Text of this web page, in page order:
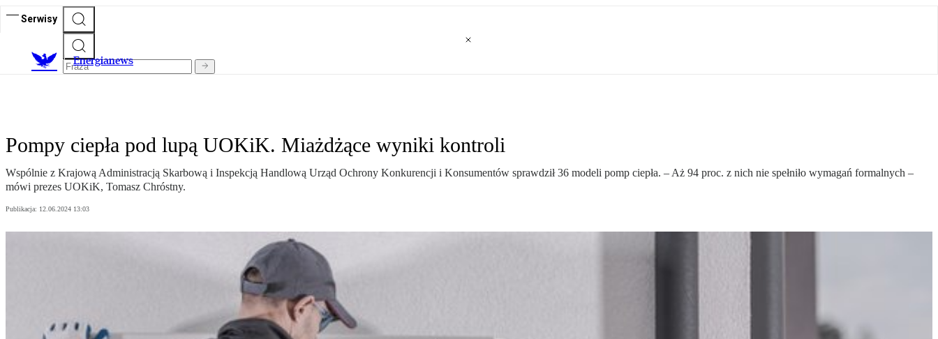
Serwisy
Energianews
Pompy ciepła pod lupą UOKiK. Miażdżące wyniki kontroli
Wspólnie z Krajową Administracją Skarbową i Inspekcją Handlową Urząd Ochrony Konkurencji i Konsumentów sprawdził 36 modeli pomp ciepła. – Aż 94 proc. z nich nie spełniło wymagań formalnych –
mówi prezes UOKiK, Tomasz Chróstny.
Publikacja: 12.06.2024 13:03